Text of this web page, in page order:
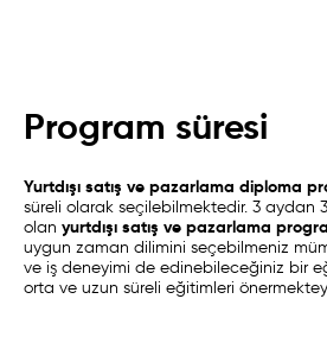
Program süresi
Yurtdışı satış ve pazarlama diploma
süreli olarak seçilebilmektedir. 3 aydan
olan yurtdışı satış ve pazarlama
uygun zaman dilimini seçebilmeniz
ve iş deneyimi de edinebileceğiniz bir
orta ve uzun süreli eğitimleri